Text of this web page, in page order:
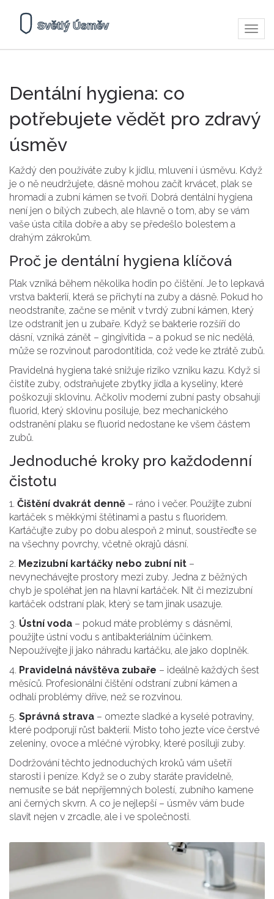
Dentální hygiena: co
potřebujete vědět pro zdravý
úsměv
Každý den používáte zuby k jídlu, mluvení i úsměvu. Když
je o ně neudržujete, dásně mohou začít krvácet, plak se
hromadí a zubní kámen se tvoří. Dobrá dentální hygiena
není jen o bílých zubech, ale hlavně o tom, aby se vám
vaše ústa cítila dobře a aby se předešlo bolestem a
drahým zákrokům.
Proč je dentální hygiena klíčová
Plak vzniká během několika hodin po čištění. Je to lepkavá
vrstva bakterií, která se přichytí na zuby a dásně. Pokud ho
neodstraníte, začne se měnit v tvrdý zubní kámen, který
lze odstranit jen u zubaře. Když se bakterie rozšíří do
dásní, vzniká zánět – gingivitida – a pokud se nic nedělá,
může se rozvinout parodontitida, což vede ke ztrátě zubů.
Pravidelná hygiena také snižuje riziko vzniku kazu. Když si
čistíte zuby, odstraňujete zbytky jídla a kyseliny, které
poškozují sklovinu. Ačkoliv moderní zubní pasty obsahují
fluorid, který sklovinu posiluje, bez mechanického
odstranění plaku se fluorid nedostane ke všem částem
zubů.
Jednoduché kroky pro každodenní
čistotu
1. Čištění dvakrát denně – ráno i večer. Použijte zubní
kartáček s měkkými štětinami a pastu s fluoridem.
Kartáčujte zuby po dobu alespoň 2 minut, soustřeďte se
na všechny povrchy, včetně okrajů dásní.
2. Mezizubní kartáčky nebo zubní nit –
nevynechávejte prostory mezi zuby. Jedna z běžných
chyb je spoléhat jen na hlavní kartáček. Nit či mezizubní
kartáček odstraní plak, který se tam jinak usazuje.
3. Ústní voda – pokud máte problémy s dásněmi,
použijte ústní vodu s antibakteriálním účinkem.
Nepoužívejte ji jako náhradu kartáčku, ale jako doplněk.
4. Pravidelná návštěva zubaře – ideálně každých šest
měsíců. Profesionální čištění odstraní zubní kámen a
odhalí problémy dříve, než se rozvinou.
5. Správná strava – omezte sladké a kyselé potraviny,
které podporují růst bakterií. Místo toho jezte více čerstvé
zeleniny, ovoce a mléčné výrobky, které posilují zuby.
Dodržování těchto jednoduchých kroků vám ušetří
starosti i peníze. Když se o zuby staráte pravidelně,
nemusíte se bát nepříjemných bolestí, zubního kamene
ani černých skvrn. A co je nejlepší – úsměv vám bude
slavit nejen v zrcadle, ale i ve společnosti.